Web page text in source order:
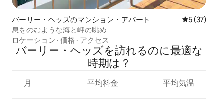
バーリー・ヘッズのマンション・アパート レビュー
5 (37)
息をのむような海と岬の眺め
ロケーション · 価格 · アクセス
バーリー・ヘッズを訪⁠れ⁠るの⁠に最⁠適⁠な
時⁠期⁠は⁠？
月 平均料金 平均気温